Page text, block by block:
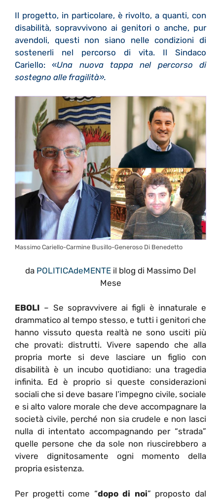
Il progetto, in particolare, è rivolto, a quanti, con
disabilità, sopravvivono ai genitori o anche, pur
avendoli, questi non siano nelle condizioni di
sostenerli nel percorso di vita. Il Sindaco
Cariello: «Una nuova tappa nel percorso di
sostegno alle fragilità».
Massimo Cariello-Carmine Busillo-Generoso Di Benedetto
da POLITICAdeMENTE il blog di Massimo Del
Mese
EBOLI – Se sopravvivere ai figli è innaturale e
drammatico al tempo stesso, e tutti i genitori che
hanno vissuto questa realtà ne sono usciti più
che provati: distrutti. Vivere sapendo che alla
propria morte si deve lasciare un figlio con
disabilità è un incubo quotidiano: una tragedia
infinita. Ed è proprio si queste considerazioni
sociali che si deve basare l’impegno civile, sociale
e si alto valore morale che deve accompagnare la
società civile, perché non sia crudele e non lasci
nulla di intentato accompagnando per “strada”
quelle persone che da sole non riuscirebbero a
vivere dignitosamente ogni momento della
propria esistenza.
Per progetti come “dopo di noi” proposto dal